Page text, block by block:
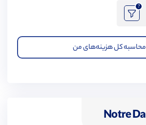
?
محاسبه کل هزینه‌های من